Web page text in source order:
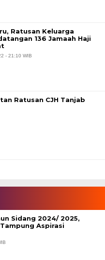
Sidang 2024/ 2025,
Aspirasi
Ratusan Keluarga
136 Jamaah Haji
- 21:10 WIB
Ratusan CJH Tanjab